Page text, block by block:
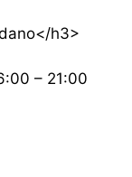
h3>
– 21:00